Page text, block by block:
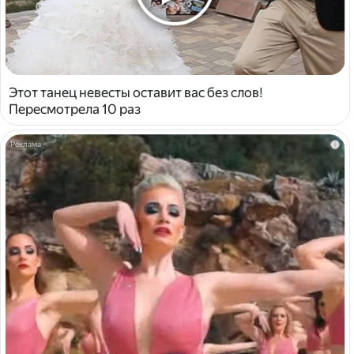
Этот танец невесты оставит вас без слов!
Пересмотрела 10 раз
i